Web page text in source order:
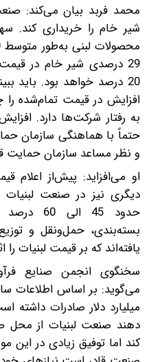
محمد فربد بیان می‌کند:
شیر خام را خریداری کند.
29 درصدی شیر خام در
افزایش در قیمت تمام‌شده
به رفتار شرکت‌ها دارد.
حتماً با هماهنگی سازمان
و نظر مساعد سازمان حمایت
او می‌افزاید: پیش‌از اعلام
دیگری نیز در صنعت
حدود 45
بسته‌بندی، حمل‌ونقل و
یافته‌اند که بر قیمت لبنیات را
سخنگوی انجمن صنایع
می‌گوید: بر اساس اطلاعات
میلیارد دلار صادرات داشته
دهند صنعت لبنیات از محل
کند اما توفیق زیادی در